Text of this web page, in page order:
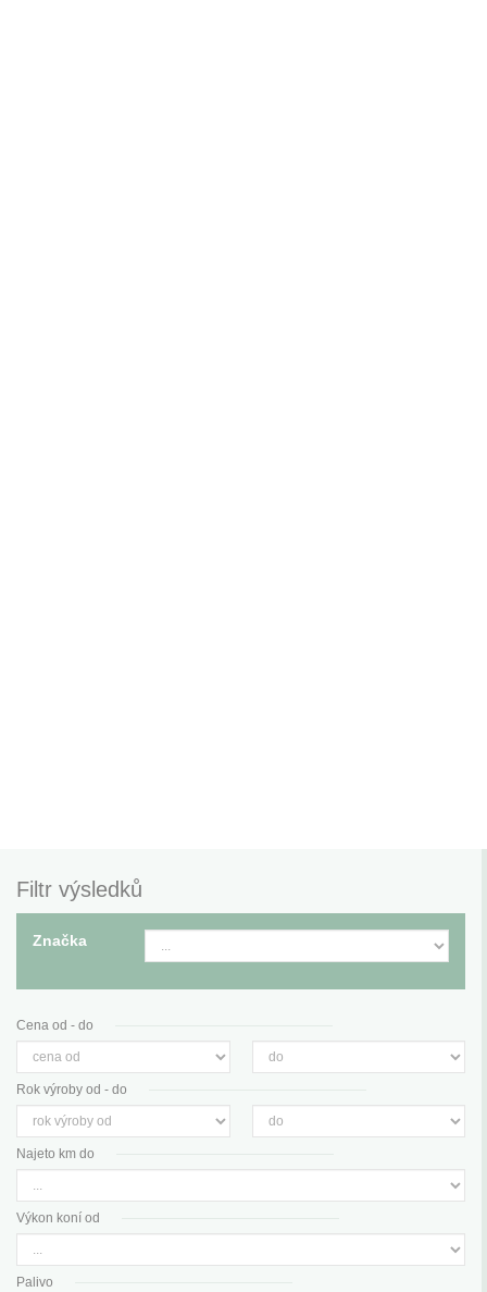
Filtr výsledků
Značka
Cena od - do
Rok výroby od - do
Najeto km do
Výkon koní od
Palivo